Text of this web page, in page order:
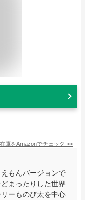
庫をAmazonでチェック >>
もんバージョンで
まったりした世界
ーものび太を中心